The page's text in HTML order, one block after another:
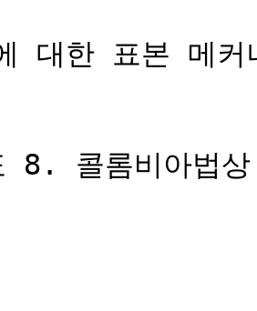
대한 표본 메커
콜롬비아법